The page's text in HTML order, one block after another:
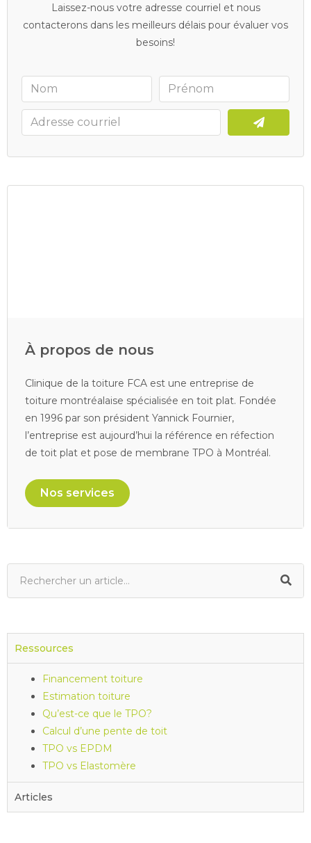
Laissez-nous votre adresse courriel et nous
contacterons dans les meilleurs délais pour évaluer vos
besoins!
À propos de nous
Clinique de la toiture FCA est une entreprise de
toiture montréalaise spécialisée en toit plat. Fondée
en 1996 par son président Yannick Fournier,
l’entreprise est aujourd’hui la référence en réfection
de toit plat et pose de membrane TPO à Montréal.
Nos services
Ressources
Financement toiture
Estimation toiture
Qu’est-ce que le TPO?
Calcul d’une pente de toit
TPO vs EPDM
TPO vs Elastomère
Articles